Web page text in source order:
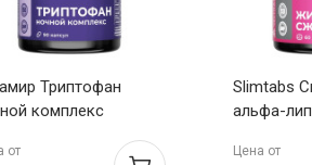
Триптофан
комплекс
от
Slimtabs
альфа-
Цена от